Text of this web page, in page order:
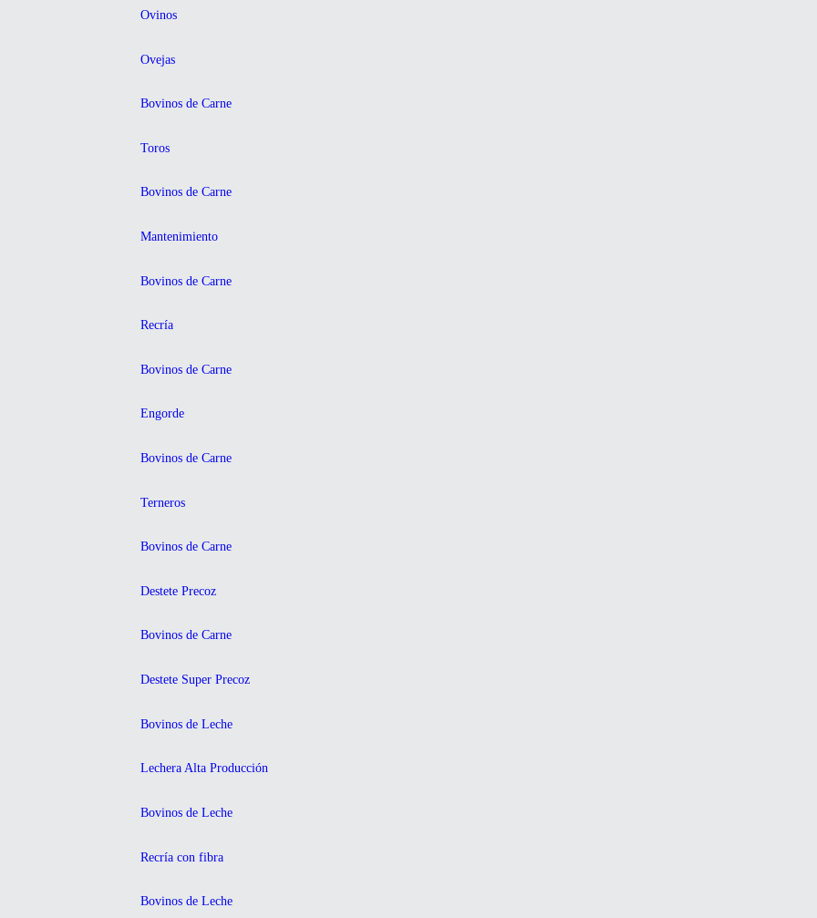
Ovinos
Ovejas
Bovinos de Carne
Toros
Bovinos de Carne
Mantenimiento
Bovinos de Carne
Recría
Bovinos de Carne
Engorde
Bovinos de Carne
Terneros
Bovinos de Carne
Destete Precoz
Bovinos de Carne
Destete Super Precoz
Bovinos de Leche
Lechera Alta Producción
Bovinos de Leche
Recría con fibra
Bovinos de Leche